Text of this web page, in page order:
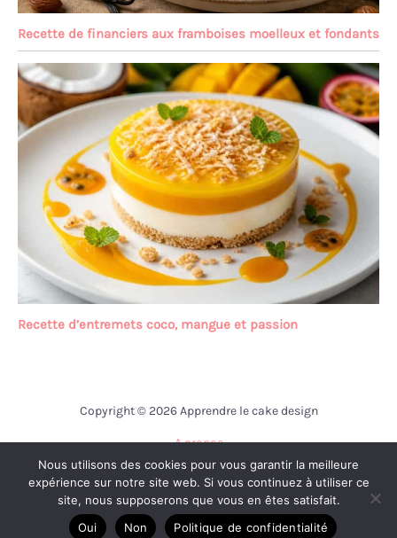
Recette de financiers aux framboises moelleux et fondants
Recette d’entremets coco, mangue et passion
Copyright © 2026 Apprendre le cake design
A propos
Contact
Mentions légales
Politique de confidentialité
Nous utilisons des cookies pour vous garantir la meilleure
expérience sur notre site web. Si vous continuez à utiliser ce
site, nous supposerons que vous en êtes satisfait.
Oui
Non Politique de confidentialité